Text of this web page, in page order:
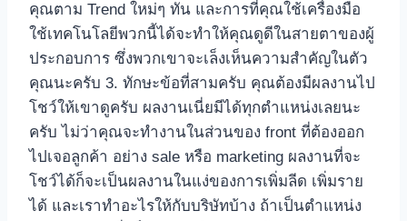
คุณตาม Trend ใหม่ๆ ทัน และการที่คุณใช้เครื่องมือ
ใช้เทคโนโลยีพวกนี้ได้จะทำให้คุณดูดีในสายตาของผู้
ประกอบการ ซึ่งพวกเขาจะเล็งเห็นความสําคัญในตัว
คุณนะครับ 3. ทักษะข้อที่สามครับ คุณต้องมีผลงานไป
โชว์ให้เขาดูครับ ผลงานเนี่ยมีได้ทุกตําแหน่งเลยนะ
ครับ ไม่ว่าคุณจะทํางานในส่วนของ front ที่ต้องออก
ไปเจอลูกค้า อย่าง sale หรือ marketing ผลงานที่จะ
โชว์ได้ก็จะเป็นผลงานในแง่ของการเพิ่มลีด เพิ่มราย
ได้ และเราทําอะไรให้กับบริษัทบ้าง ถ้าเป็นตำแหน่ง